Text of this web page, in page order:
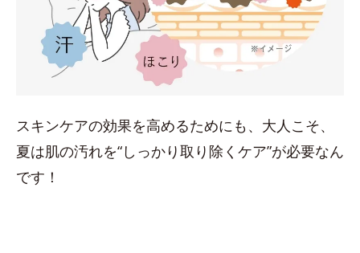
スキンケアの効果を高めるためにも、大人こそ、
夏は肌の汚れを“しっかり取り除くケア”が必要なん
です！